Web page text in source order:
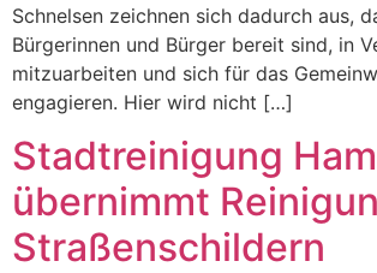
Schnelsen zeichnen sich dadurch aus,
Bürgerinnen und Bürger bereit sind, in
mitzuarbeiten und sich für das
engagieren. Hier wird nicht […]
Stadtreinigung
übernimmt
Straßenschildern